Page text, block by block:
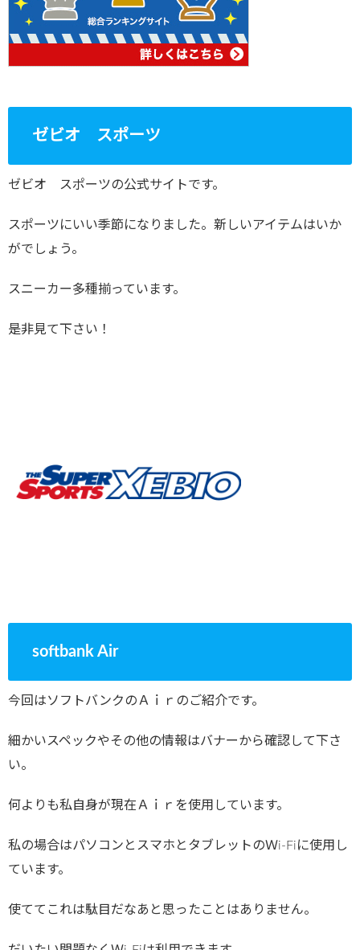
ゼビオ スポーツ
ゼビオ スポーツの公式サイトです。
スポーツにいい季節になりました。新しいアイテムはいか
がでしょう。
スニーカー多種揃っています。
是非見て下さい！
softbank Air
今回はソフトバンクのＡｉｒのご紹介です。
細かいスペックやその他の情報はバナーから確認して下さ
い。
何よりも私自身が現在Ａｉｒを使用しています。
私の場合はパソコンとスマホとタブレットのＷi-Fiに使用し
ています。
使ててこれは駄目だなあと思ったことはありません。